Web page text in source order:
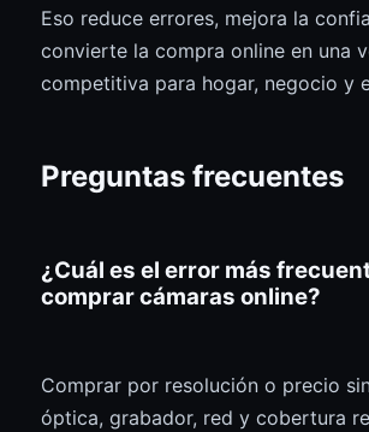
Eso reduce errores, mejora la
convierte la compra online en una
competitiva para hogar, negocio y
Preguntas frecuentes
¿Cuál es el error más
comprar cámaras online?
Comprar por resolución o precio
óptica, grabador, red y cobertura